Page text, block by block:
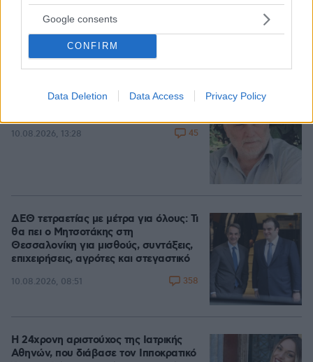
Google consents
CONFIRM
Data Deletion Data Access Privacy Policy
«Δεν ήταν κοντά στο παιδί και πριν έναν μήνα το
είχε αφήσει ξανά μόνο» ισχυρίζεται ο ιδιοκτήτης
του beach bar για τον πατέρα του 4χρονου στην
Πάρο
Πέθανε ο σπουδαίος διανοούμενος,
10.08.2026, 13:28 45
ΔΕΘ τετραετίας με μέτρα για όλους: Τι
θα πει ο Μητσοτάκης στη
Θεσσαλονίκη για μισθούς, συντάξεις,
επιχειρήσεις, αγρότες και στεγαστικό
10.08.2026, 08:51 358
Η 24χρονη αριστούχος της Ιατρικής
Αθηνών, που διάβασε τον Ιπποκρατικό